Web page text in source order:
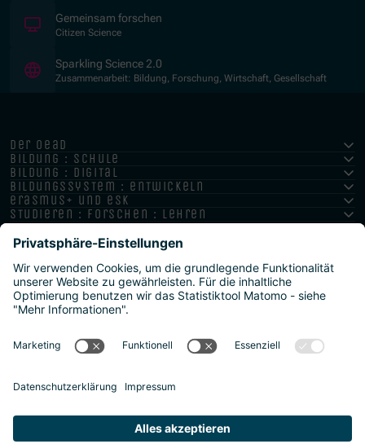
Gemeinsam forschen
Citizen Science
Sparkling Science 2.0
Zusammenarbeit: Bildung, Forschung, Wirtschaft, Gesellschaft
der oead
bildung : schule
bildung : digital
bildungssystem : entwickeln
erasmus+ und esk
studieren : forschen : lehren
hochschule : strategie : international
Datenschutz